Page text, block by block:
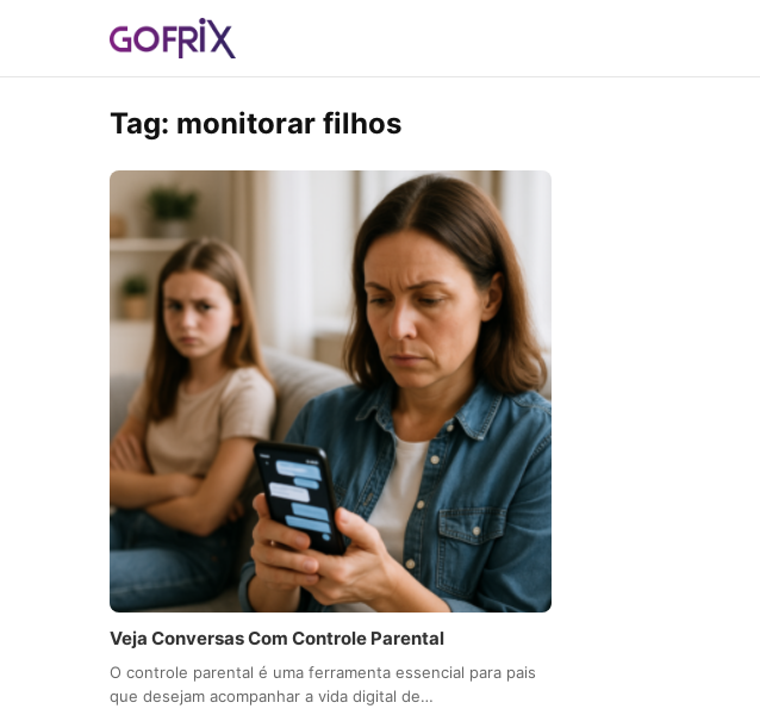
Tag: monitorar filhos
Veja Conversas Com Controle Parental
O controle parental é uma ferramenta essencial para pais
que desejam acompanhar a vida digital de…